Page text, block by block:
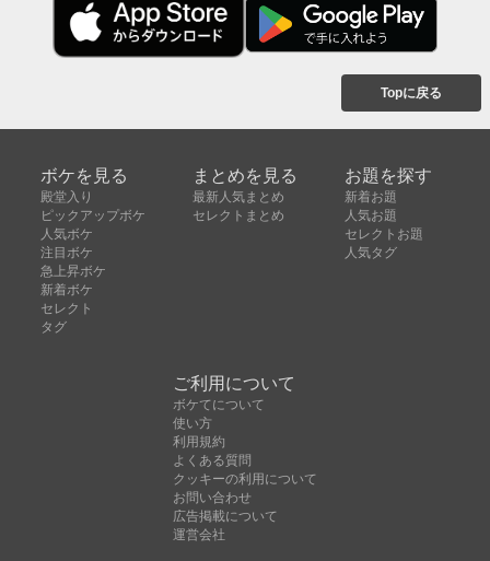
Topに戻る
ボケを見る
殿堂入り
ピックアップボケ
人気ボケ
注目ボケ
急上昇ボケ
新着ボケ
セレクト
タグ
まとめを見る
最新人気まとめ
セレクトまとめ
お題を探す
新着お題
人気お題
セレクトお題
人気タグ
ご利用について
ボケてについて
使い方
利用規約
よくある質問
クッキーの利用について
お問い合わせ
広告掲載について
運営会社